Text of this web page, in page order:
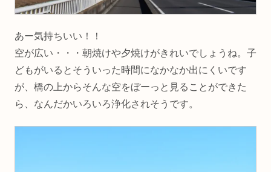
あー気持ちいい！！
空が広い・・・朝焼けや夕焼けがきれいでしょうね。子
どもがいるとそういった時間になかなか出にくいです
が、橋の上からそんな空をぼーっと見ることができた
ら、なんだかいろいろ浄化されそうです。